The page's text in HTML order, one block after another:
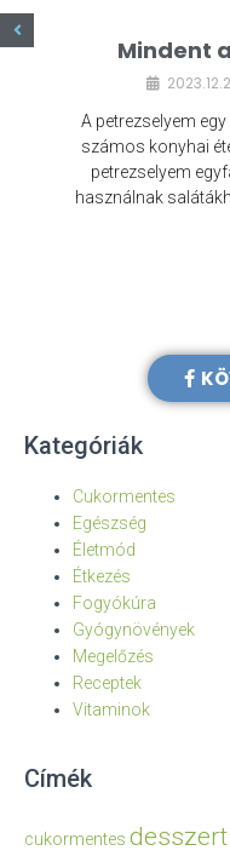
Mindent
A petrezselyem
számos konyhai
petrezselyem
használnak
Kategóriák
Cukormentes
Egészség
Életmód
Étkezés
Fogyókúra
Gyógynövények
Megelőzés
Receptek
Vitaminok
Címék
cukormentes desszert